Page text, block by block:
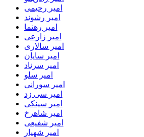
امیر رحیمی
امیر رشوند
امیر رهنما
امیر زارعی
امیر سالاری
امیر سایان
امیر سرناد
امیر سلو
امیر سورانی
امیر سی زد
امیر سینکی
امیر شاهرخ
امیر شفیعی
امیر شهیار